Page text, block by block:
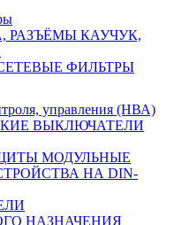
РАЗЪЁМЫ КАУЧУК,
ФИЛЬТРЫ
управления (НВА)
ВЫКЛЮЧАТЕЛИ
МОДУЛЬНЫЕ
НА DIN-
НАЗНАЧЕНИЯ